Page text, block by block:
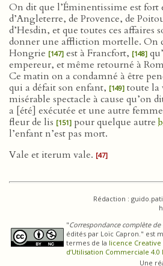
On dit que l’Éminentissime est fort
d’Angleterre, de Provence, de
d’Hesdin, et que toutes ces affaires
donner une affliction mortelle. On
Hongrie [147] est à Francfort, [148]
empereur, et même retourné à
Ce matin on a condamné à être
qui a défait son enfant, [149] toute la
misérable spectacle à cause qu’on
a [été] exécutée et une autre
fleur de lis [151] pour quelque autre
l’enfant n’est pas mort.
Vale et iterum vale. [47]
Rédaction :
"Correspondance complète
édités par Loïc Capron." est
termes de la licence
d’Utilisation Commerciale
Une